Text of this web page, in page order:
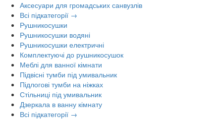
Аксесуари для громадських санвузлів
Всі підкатегорії →
Рушникосушки
Рушникосушки водяні
Рушникосушки електричні
Комплектуючі до рушникосушок
Меблі для ванної кімнати
Підвісні тумби під умивальник
Підлогові тумби на ніжках
Стільниці під умивальник
Дзеркала в ванну кімнату
Всі підкатегорії →